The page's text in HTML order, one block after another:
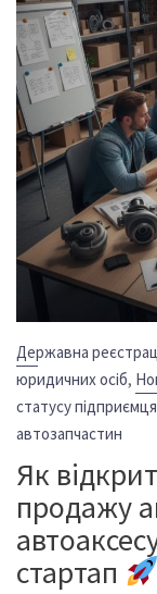
Державна
юридичних осіб,
статусу підприємця
автозапчастин
Як
продажу
стартап